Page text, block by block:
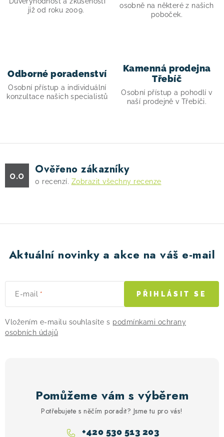
již od roku 2009.
osobně na některé z našich
poboček.
Odborné poradenství
Osobní přístup a individuální
konzultace našich specialistů
Kamenná prodejna
Třebíč
Osobní přístup a pohodlí v
naší prodejně v Třebíči.
0.0 Ověřeno zákazníky
0 recenzí. Zobrazit všechny recenze
Aktuální novinky a akce na váš e-mail
E-mail
Vložením e-mailu souhlasíte s podmínkami ochrany
osobních údajů
PŘIHLÁSIT SE
Pomůžeme vám s výběrem
Potřebujete s něčím poradit? Jsme tu pro vás!
+420 530 513 203